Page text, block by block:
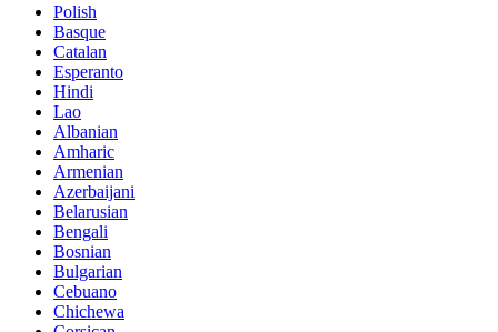
Polish
Basque
Catalan
Esperanto
Hindi
Lao
Albanian
Amharic
Armenian
Azerbaijani
Belarusian
Bengali
Bosnian
Bulgarian
Cebuano
Chichewa